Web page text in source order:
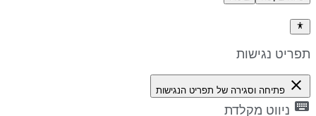
נגישות
close פתיחה וסגירה של תפריט הנגישות
ניווט מקלדת